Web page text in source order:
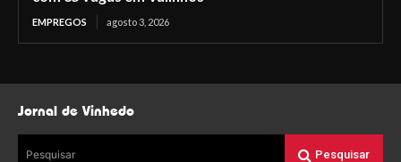
EMPREGOS agosto 3, 2026
Jornal de Vinhedo
Pesquisar Pesquisar